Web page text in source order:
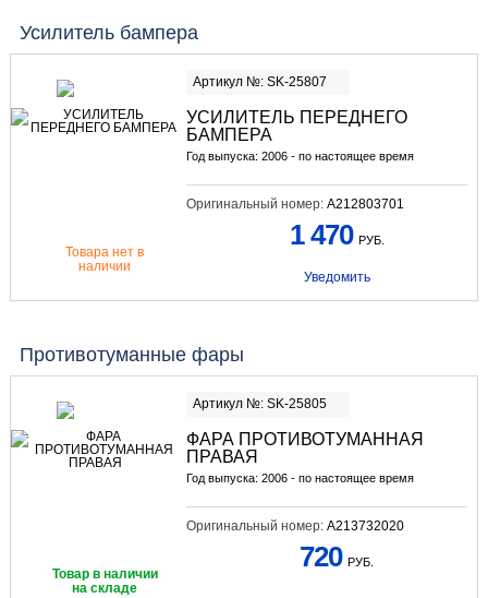
Усилитель бампера
Артикул №: SK-25807
УСИЛИТЕЛЬ ПЕРЕДНЕГО
БАМПЕРА
Год выпуска: 2006 - по настоящее время
Оригинальный номер: A212803701
Товара нет в
наличии
1 470 РУБ.
Уведомить
Противотуманные фары
Артикул №: SK-25805
ФАРА ПРОТИВОТУМАННАЯ
ПРАВАЯ
Год выпуска: 2006 - по настоящее время
Оригинальный номер: A213732020
Товар в наличии
на складе
720 РУБ.